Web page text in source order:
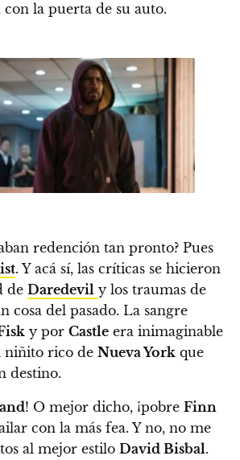
la puerta de su auto.
redención tan pronto? Pues
. Y acá sí, las críticas se hicieron
de Daredevil y los traumas de
cosa del pasado. La sangre
y por Castle era inimaginable
niñito rico de Nueva York que
destino.
! O mejor dicho, ¡pobre Finn
con la más fea. Y no, no me
al mejor estilo David Bisbal.